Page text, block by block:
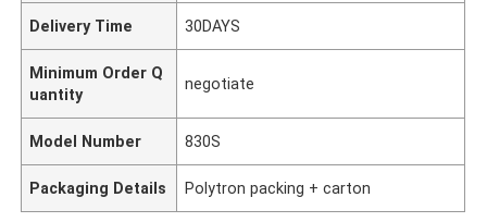
Delivery Time 30DAYS
Minimum Order Q
uantity
negotiate
Model Number 830S
Packaging Details Polytron packing + carton